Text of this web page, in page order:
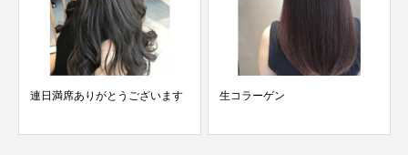
生コラーゲン 新しい季節を美しい髪で